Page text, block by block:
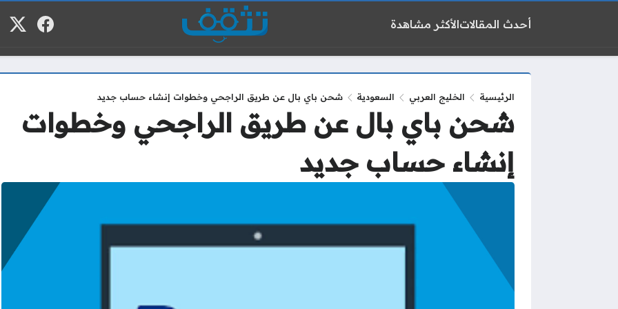
أحدث المقالاتالأكثر مشاهدة فيسبوك
الرئيسية الخليج العربي السعودية شحن باي بال عن طريق الراجحي وخطوات إنشاء حساب جديد
شحن باي بال عن طريق الراجحي وخطوات
إنشاء حساب جديد